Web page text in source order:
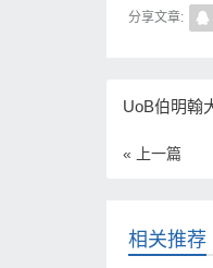
分享文章:
UoB伯明翰
« 上一篇
相关推荐